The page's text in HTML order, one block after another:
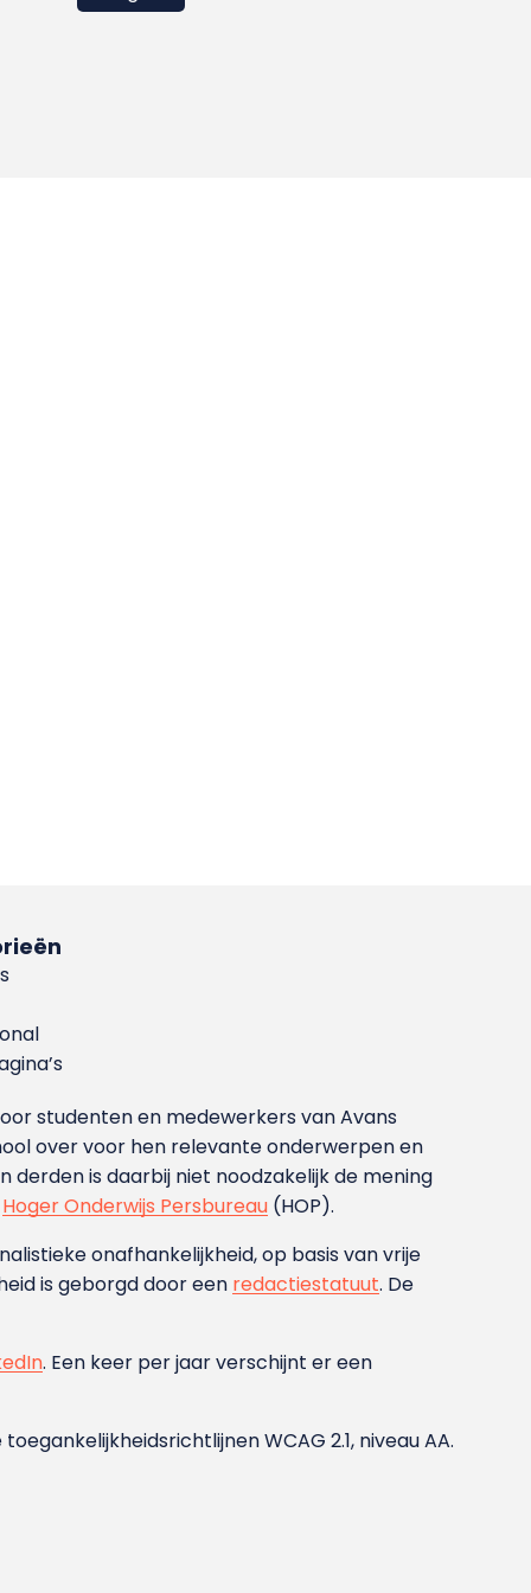
studenten en medewerkers van Avans
over voor hen relevante onderwerpen en
is daarbij niet noodzakelijk de mening
Hoger Onderwijs Persbureau (HOP).
onafhankelijkheid, op basis van vrije
is geborgd door een redactiestatuut. De
. Een keer per jaar verschijnt er een
WCAG 2.1, niveau AA.